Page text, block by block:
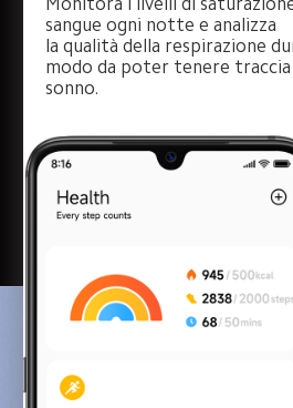
Monitora i livelli di
sangue ogni notte e analizza
la qualità della respirazione
modo da poter tenere traccia
sonno.